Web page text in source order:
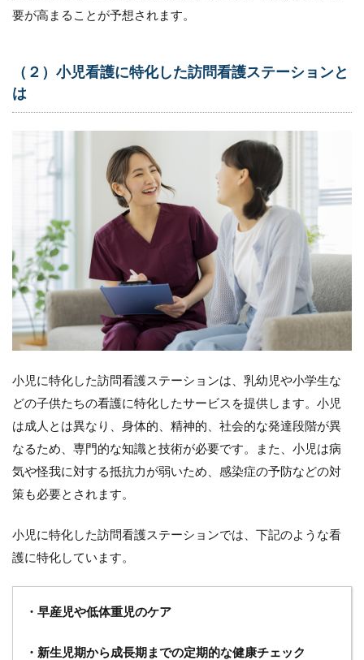
のニー
ズに合
を提供
3.3
（３）
ブラン
ド価値
3.4
（４）
職員の
専門性
向上と
モチベ
ーショ
ン向上
4
訪
問
看
護
ス
テ
ー
シ
ョ
が
専
門
野
す
要が高まることが予想されます。
（２）小児看護に特化した訪問看護ステーションと
は
小児に特化した訪問看護ステーションは、乳幼児や小学生な
どの子供たちの看護に特化したサービスを提供します。小児
は成人とは異なり、身体的、精神的、社会的な発達段階が異
なるため、専門的な知識と技術が必要です。また、小児は病
気や怪我に対する抵抗力が弱いため、感染症の予防などの対
策も必要とされます。
小児に特化した訪問看護ステーションでは、下記のような看
護に特化しています。
・早産児や低体重児のケア
・新生児期から成長期までの定期的な健康チェック